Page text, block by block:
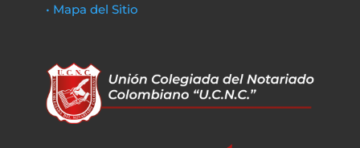
• Mapa del Sitio